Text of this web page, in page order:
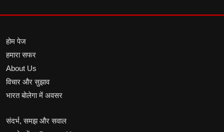
होम पेज
हमारा सफर
About Us
विचार और सुझाव
भारत बोलेगा में अवसर
संदर्भ, समझ और सवाल